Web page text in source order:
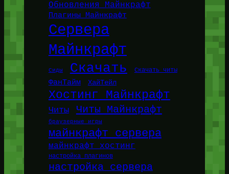
Обновления Майнкрафт
Плагины Майнкрафт
Сервера
Майнкрафт
Сиды Скачать Скачать читы
ФанТайм ХайТейл
Хостинг Майнкрафт
Читы Читы Майнкрафт
браузерные игры
майнкрафт сервера
майнкрафт хостинг
настройка плагинов
настройка сервера